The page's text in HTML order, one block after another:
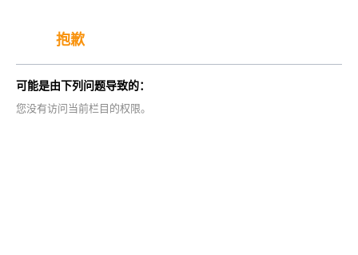
抱歉
可能是由下列问题导致的：
您没有访问当前栏目的权限。